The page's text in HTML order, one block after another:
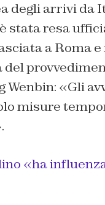
degli arrivi da
stata resa
a Roma
«Gli
misure
«ha